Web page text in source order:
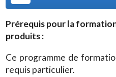
Prérequis pour la
produits:
Ce programme de
requis particulier.